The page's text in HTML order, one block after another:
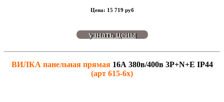
Цена: 15 719 руб
узнать цены
ВИЛКА панельная прямая 16А 380в/400в 3P+N+E IP44
(арт 615-6x)